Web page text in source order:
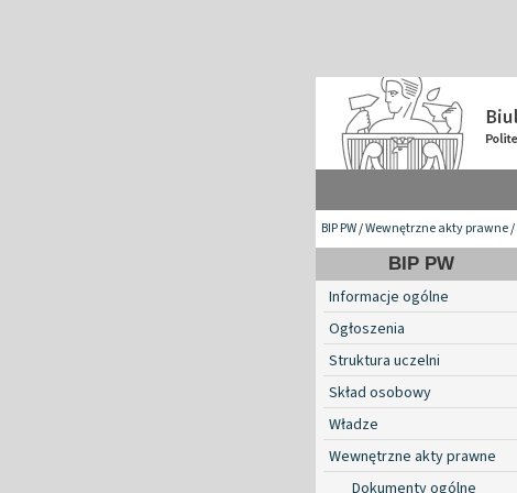
BIP PW/Wewnętrzne akty prawne/
BIP PW
Informacje ogólne
Ogłoszenia
Struktura uczelni
Skład osobowy
Władze
Wewnętrzne akty prawne
Dokumenty ogólne